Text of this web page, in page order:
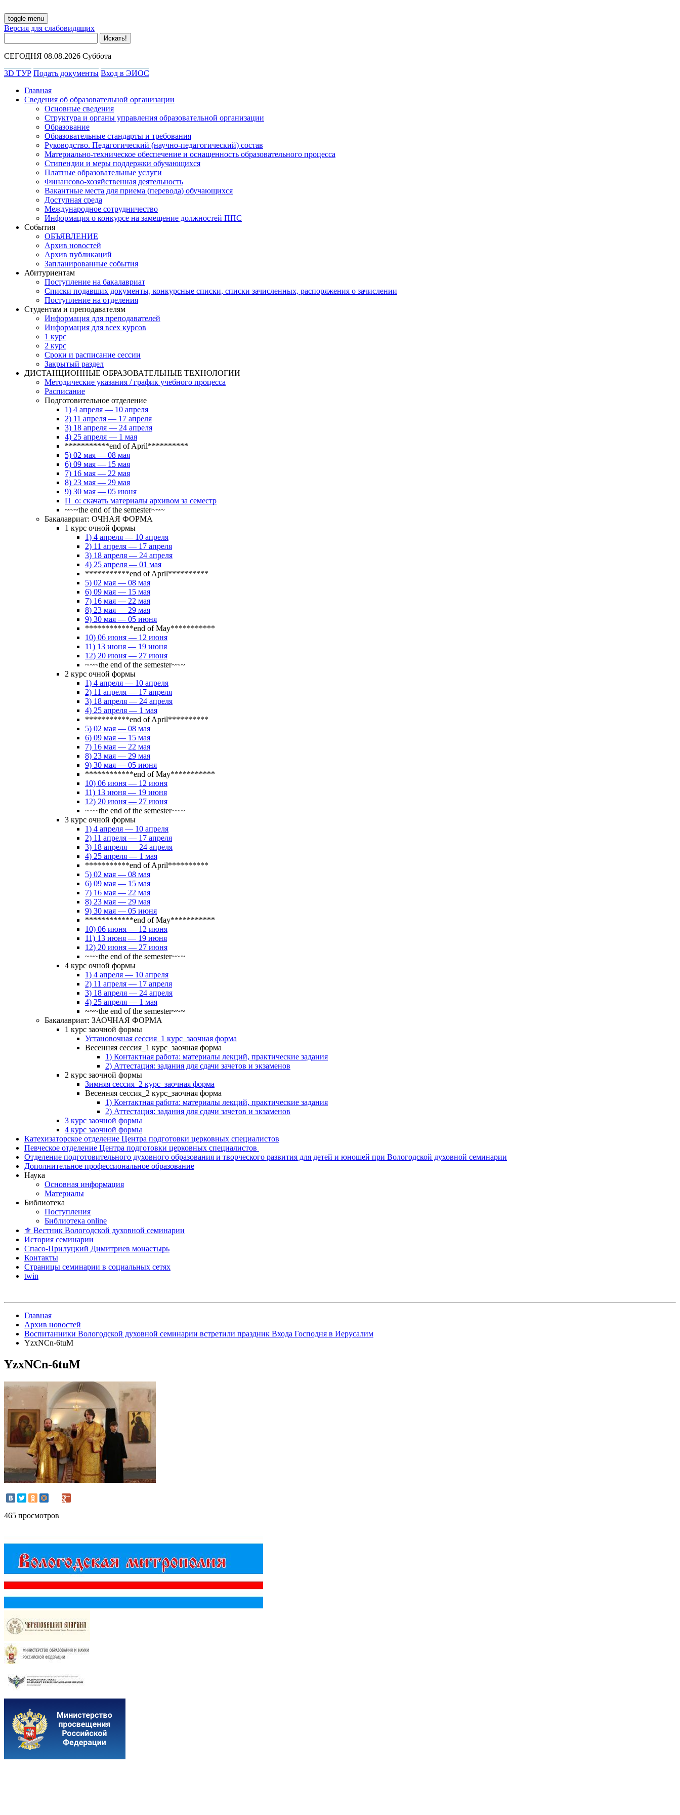
toggle menu
Версия для слабовидящих
СЕГОДНЯ 08.08.2026 Суббота
3D ТУР Подать документы Вход в ЭИОС
Главная
Сведения об образовательной организации
Основные сведения
Структура и органы управления образовательной организации
Образование
Образовательные стандарты и требования
Руководство. Педагогический (научно-педагогический) состав
Материально-техническое обеспечение и оснащенность образовательного процесса
Стипендии и меры поддержки обучающихся
Платные образовательные услуги
Финансово-хозяйственная деятельность
Вакантные места для приема (перевода) обучающихся
Доступная среда
Международное сотрудничество
Информация о конкурсе на замещение должностей ППС
События
ОБЪЯВЛЕНИЕ
Архив новостей
Архив публикаций
Запланированные события
Абитуриентам
Поступление на бакалавриат
Списки подавших документы, конкурсные списки, списки зачисленных, распоряжения о зачислении
Поступление на отделения
Студентам и преподавателям
Информация для преподавателей
Информация для всех курсов
1 курс
2 курс
Сроки и расписание сессии
Закрытый раздел
ДИСТАНЦИОННЫЕ ОБРАЗОВАТЕЛЬНЫЕ ТЕХНОЛОГИИ
Методические указания / график учебного процесса
Расписание
Подготовительное отделение
1) 4 апреля — 10 апреля
2) 11 апреля — 17 апреля
3) 18 апреля — 24 апреля
4) 25 апреля — 1 мая
***********end of April**********
5) 02 мая — 08 мая
6) 09 мая — 15 мая
7) 16 мая — 22 мая
8) 23 мая — 29 мая
9) 30 мая — 05 июня
П_о: скачать материалы архивом за семестр
~~~the end of the semester~~~
Бакалавриат: ОЧНАЯ ФОРМА
1 курс очной формы
1) 4 апреля — 10 апреля
2) 11 апреля — 17 апреля
3) 18 апреля — 24 апреля
4) 25 апреля — 01 мая
***********end of April**********
5) 02 мая — 08 мая
6) 09 мая — 15 мая
7) 16 мая — 22 мая
8) 23 мая — 29 мая
9) 30 мая — 05 июня
************end of May***********
10) 06 июня — 12 июня
11) 13 июня — 19 июня
12) 20 июня — 27 июня
~~~the end of the semester~~~
2 курс очной формы
1) 4 апреля — 10 апреля
2) 11 апреля — 17 апреля
3) 18 апреля — 24 апреля
4) 25 апреля — 1 мая
***********end of April**********
5) 02 мая — 08 мая
6) 09 мая — 15 мая
7) 16 мая — 22 мая
8) 23 мая — 29 мая
9) 30 мая — 05 июня
************end of May***********
10) 06 июня — 12 июня
11) 13 июня — 19 июня
12) 20 июня — 27 июня
~~~the end of the semester~~~
3 курс очной формы
1) 4 апреля — 10 апреля
2) 11 апреля — 17 апреля
3) 18 апреля — 24 апреля
4) 25 апреля — 1 мая
***********end of April**********
5) 02 мая — 08 мая
6) 09 мая — 15 мая
7) 16 мая — 22 мая
8) 23 мая — 29 мая
9) 30 мая — 05 июня
************end of May***********
10) 06 июня — 12 июня
11) 13 июня — 19 июня
12) 20 июня — 27 июня
~~~the end of the semester~~~
4 курс очной формы
1) 4 апреля — 10 апреля
2) 11 апреля — 17 апреля
3) 18 апреля — 24 апреля
4) 25 апреля — 1 мая
~~~the end of the semester~~~
Бакалавриат: ЗАОЧНАЯ ФОРМА
1 курс заочной формы
Установочная сессия_1 курс_заочная форма
Весенняя сессия_1 курс_заочная форма
1) Контактная работа: материалы лекций, практические задания
2) Аттестация: задания для сдачи зачетов и экзаменов
2 курс заочной формы
Зимняя сессия_2 курс_заочная форма
Весенняя сессия_2 курс_заочная форма
1) Контактная работа: материалы лекций, практические задания
2) Аттестация: задания для сдачи зачетов и экзаменов
3 курс заочной формы
4 курс заочной формы
Катехизаторское отделение Центра подготовки церковных специалистов
Певческое отделение Центра подготовки церковных специалистов
Отделение подготовительного духовного образования и творческого развития для детей и юношей при Вологодской духовной семинарии
Дополнительное профессиональное образование
Наука
Основная информация
Материалы
Библиотека
Поступления
Библиотека online
⚜ Вестник Вологодской духовной семинарии
История семинарии
Спасо-Прилуцкий Димитриев монастырь
Контакты
Страницы семинарии в социальных сетях
twin
Главная
Архив новостей
Воспитанники Вологодской духовной семинарии встретили праздник Входа Господня в Иерусалим
YzxNCn-6tuM
YzxNCn-6tuM
465 просмотров